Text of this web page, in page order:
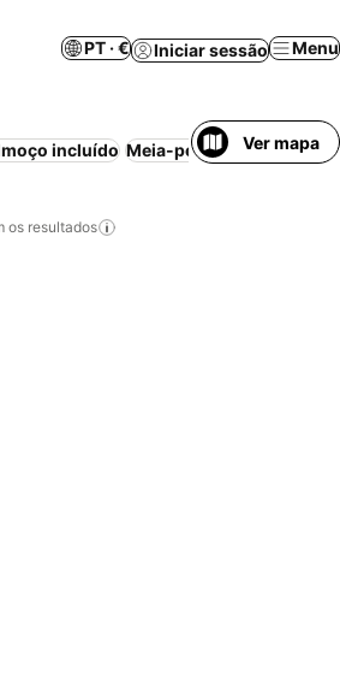
PT · € Iniciar sessão Menu
incluído Meia-pensão Ver mapa
os resultados